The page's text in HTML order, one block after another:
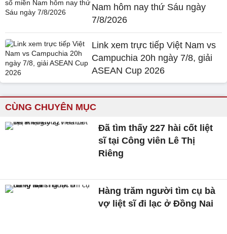
Nam hôm nay thứ Sáu ngày
7/8/2026
Link xem trực tiếp Việt Nam vs
Campuchia 20h ngày 7/8, giải
ASEAN Cup 2026
CÙNG CHUYÊN MỤC
Đã tìm thấy 227 hài cốt liệt
sĩ tại Công viên Lê Thị
Riêng
Hàng trăm người tìm cụ bà
vợ liệt sĩ đi lạc ở Đồng Nai